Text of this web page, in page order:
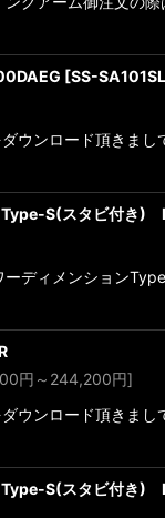
[SS-
ウンロード頂きま
S(スタビ付き)
ディメンション
円 ～244,200円]
ウンロード頂きま
Type-S(スタビ付